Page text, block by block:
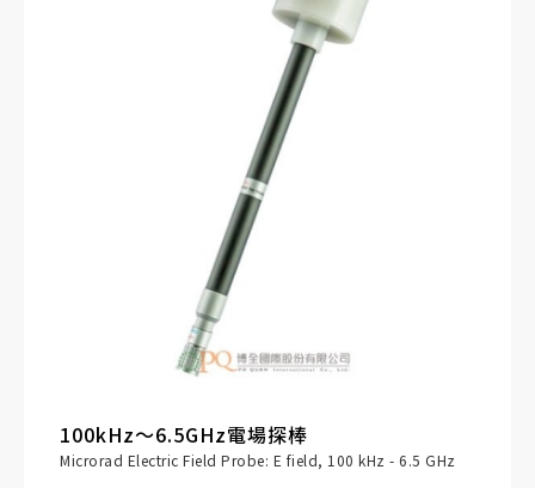
100kHz～6.5GHz電場探棒
Microrad Electric Field Probe: E field, 100 kHz - 6.5 GHz